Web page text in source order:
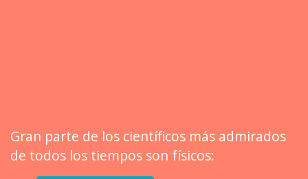
Gran parte de los científicos más admirados
de todos los tiempos son físicos: